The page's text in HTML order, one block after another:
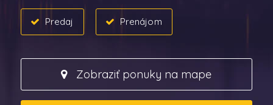
Predaj Prenájom
Zobraziť ponuky na mape